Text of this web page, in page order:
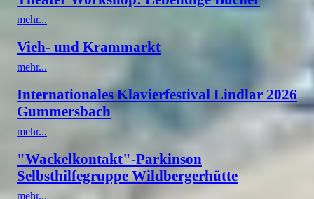
mehr...
Vieh- und Krammarkt
mehr...
Internationales Klavierfestival Lindlar 2026
Gummersbach
mehr...
"Wackelkontakt"-Parkinson
Selbsthilfegruppe Wildbergerhütte
mehr...